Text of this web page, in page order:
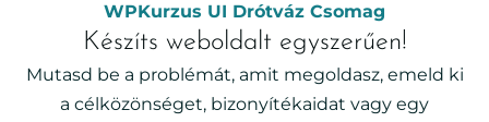
WPKurzus UI Drótváz Csomag
Készíts weboldalt egyszerűen!
Mutasd be a problémát, amit megoldasz, emeld ki
a célközönséget, bizonyítékaidat vagy egy